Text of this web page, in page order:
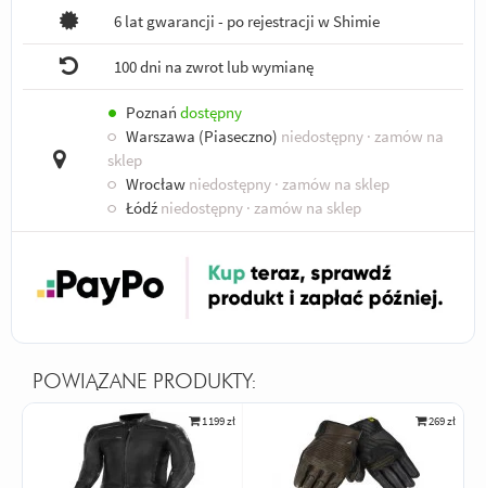
6 lat gwarancji - po rejestracji w Shimie
100 dni na zwrot lub wymianę
● Poznań dostępny
○ Warszawa (Piaseczno) niedostępny · zamów na
sklep
○ Wrocław niedostępny · zamów na sklep
○ Łódź niedostępny · zamów na sklep
POWIĄZANE PRODUKTY:
1 199 zł 269 zł